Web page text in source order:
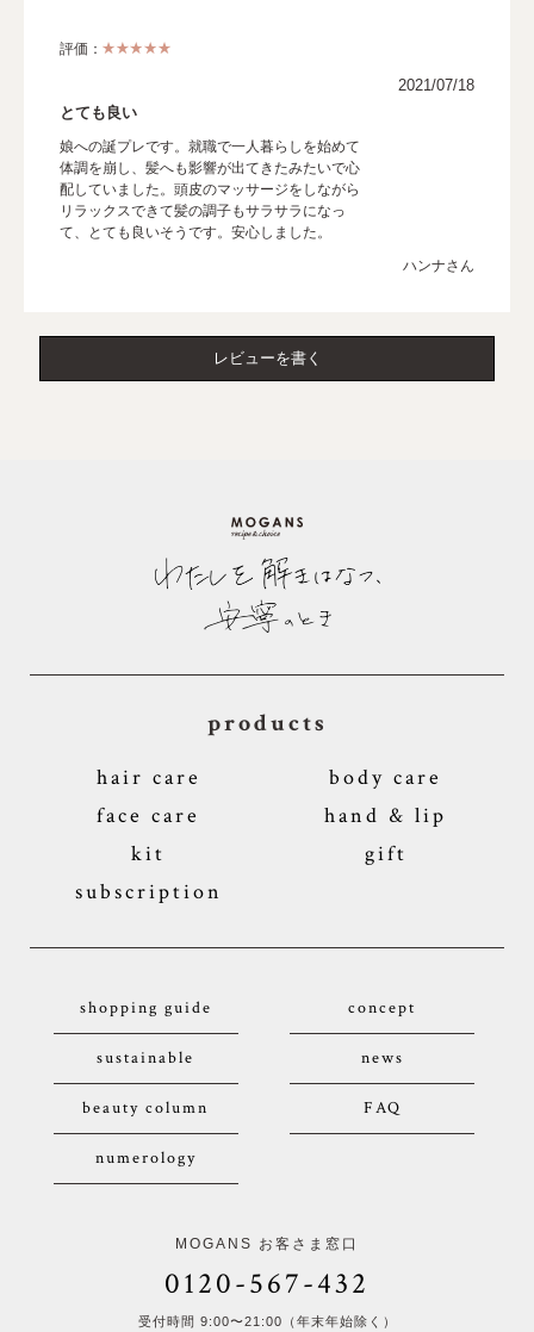
評価：
2021/07/18
とても良い
娘への誕プレです。就職で一人暮らしを始めて
体調を崩し、髪へも影響が出てきたみたいで心
配していました。頭皮のマッサージをしながら
リラックスできて髪の調子もサラサラになっ
て、とても良いそうです。安心しました。
ハンナさん
レビューを書く
products
hair care
body care
face care
hand & lip
kit
gift
subscription
shopping guide concept
sustainable news
beauty column FAQ
numerology
MOGANS お客さま窓口
0120-567-432
受付時間 9:00〜21:00（年末年始除く）